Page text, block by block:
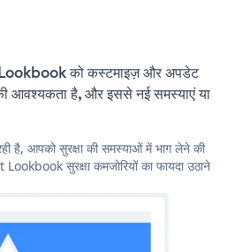
को कस्टमाइज़ और अपडेट
आवश्यकता है, और इससे नई समस्याएं या
है, आपको सुरक्षा की समस्याओं में भाग लेने की
सुरक्षा कमजोरियों का फायदा उठाने